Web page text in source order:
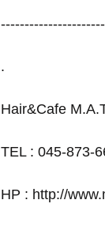
.
Hair&Cafe
TEL : 045-873-
HP : http://